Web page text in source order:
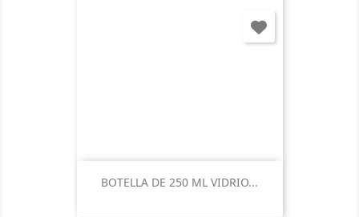
BOTELLA DE 250 ML VIDRIO...